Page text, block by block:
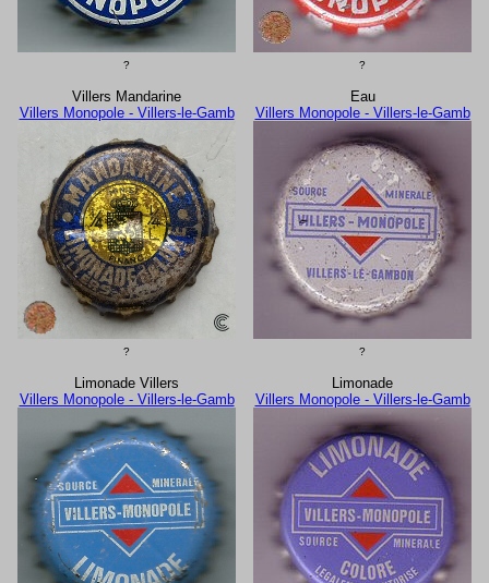
? ?
Villers Mandarine
Villers Monopole - Villers-le-Gamb
?
Eau
Villers Monopole - Villers-le-Gamb
?
Limonade Villers
Villers Monopole - Villers-le-Gamb
Limonade
Villers Monopole - Villers-le-Gamb